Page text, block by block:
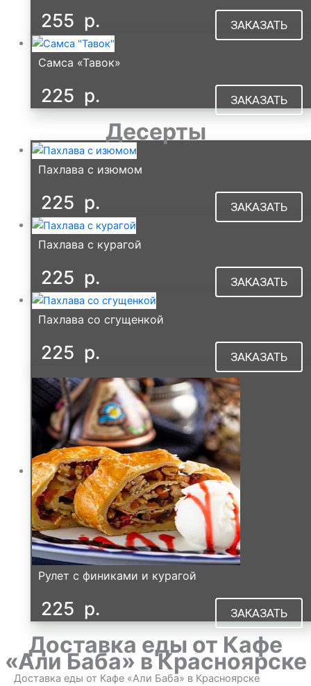
255 р. ЗАКАЗАТЬ
Самса «Тавок»
225 р. ЗАКАЗАТЬ
Десерты
Пахлава с изюмом
225 р. ЗАКАЗАТЬ
Пахлава с курагой
225 р. ЗАКАЗАТЬ
Пахлава со сгущенкой
225 р. ЗАКАЗАТЬ
Рулет с финиками и курагой
225 р. ЗАКАЗАТЬ
Доставка еды от Кафе
«Али Баба» в Красноярске
Доставка еды от Кафе «Али Баба» в Красноярске